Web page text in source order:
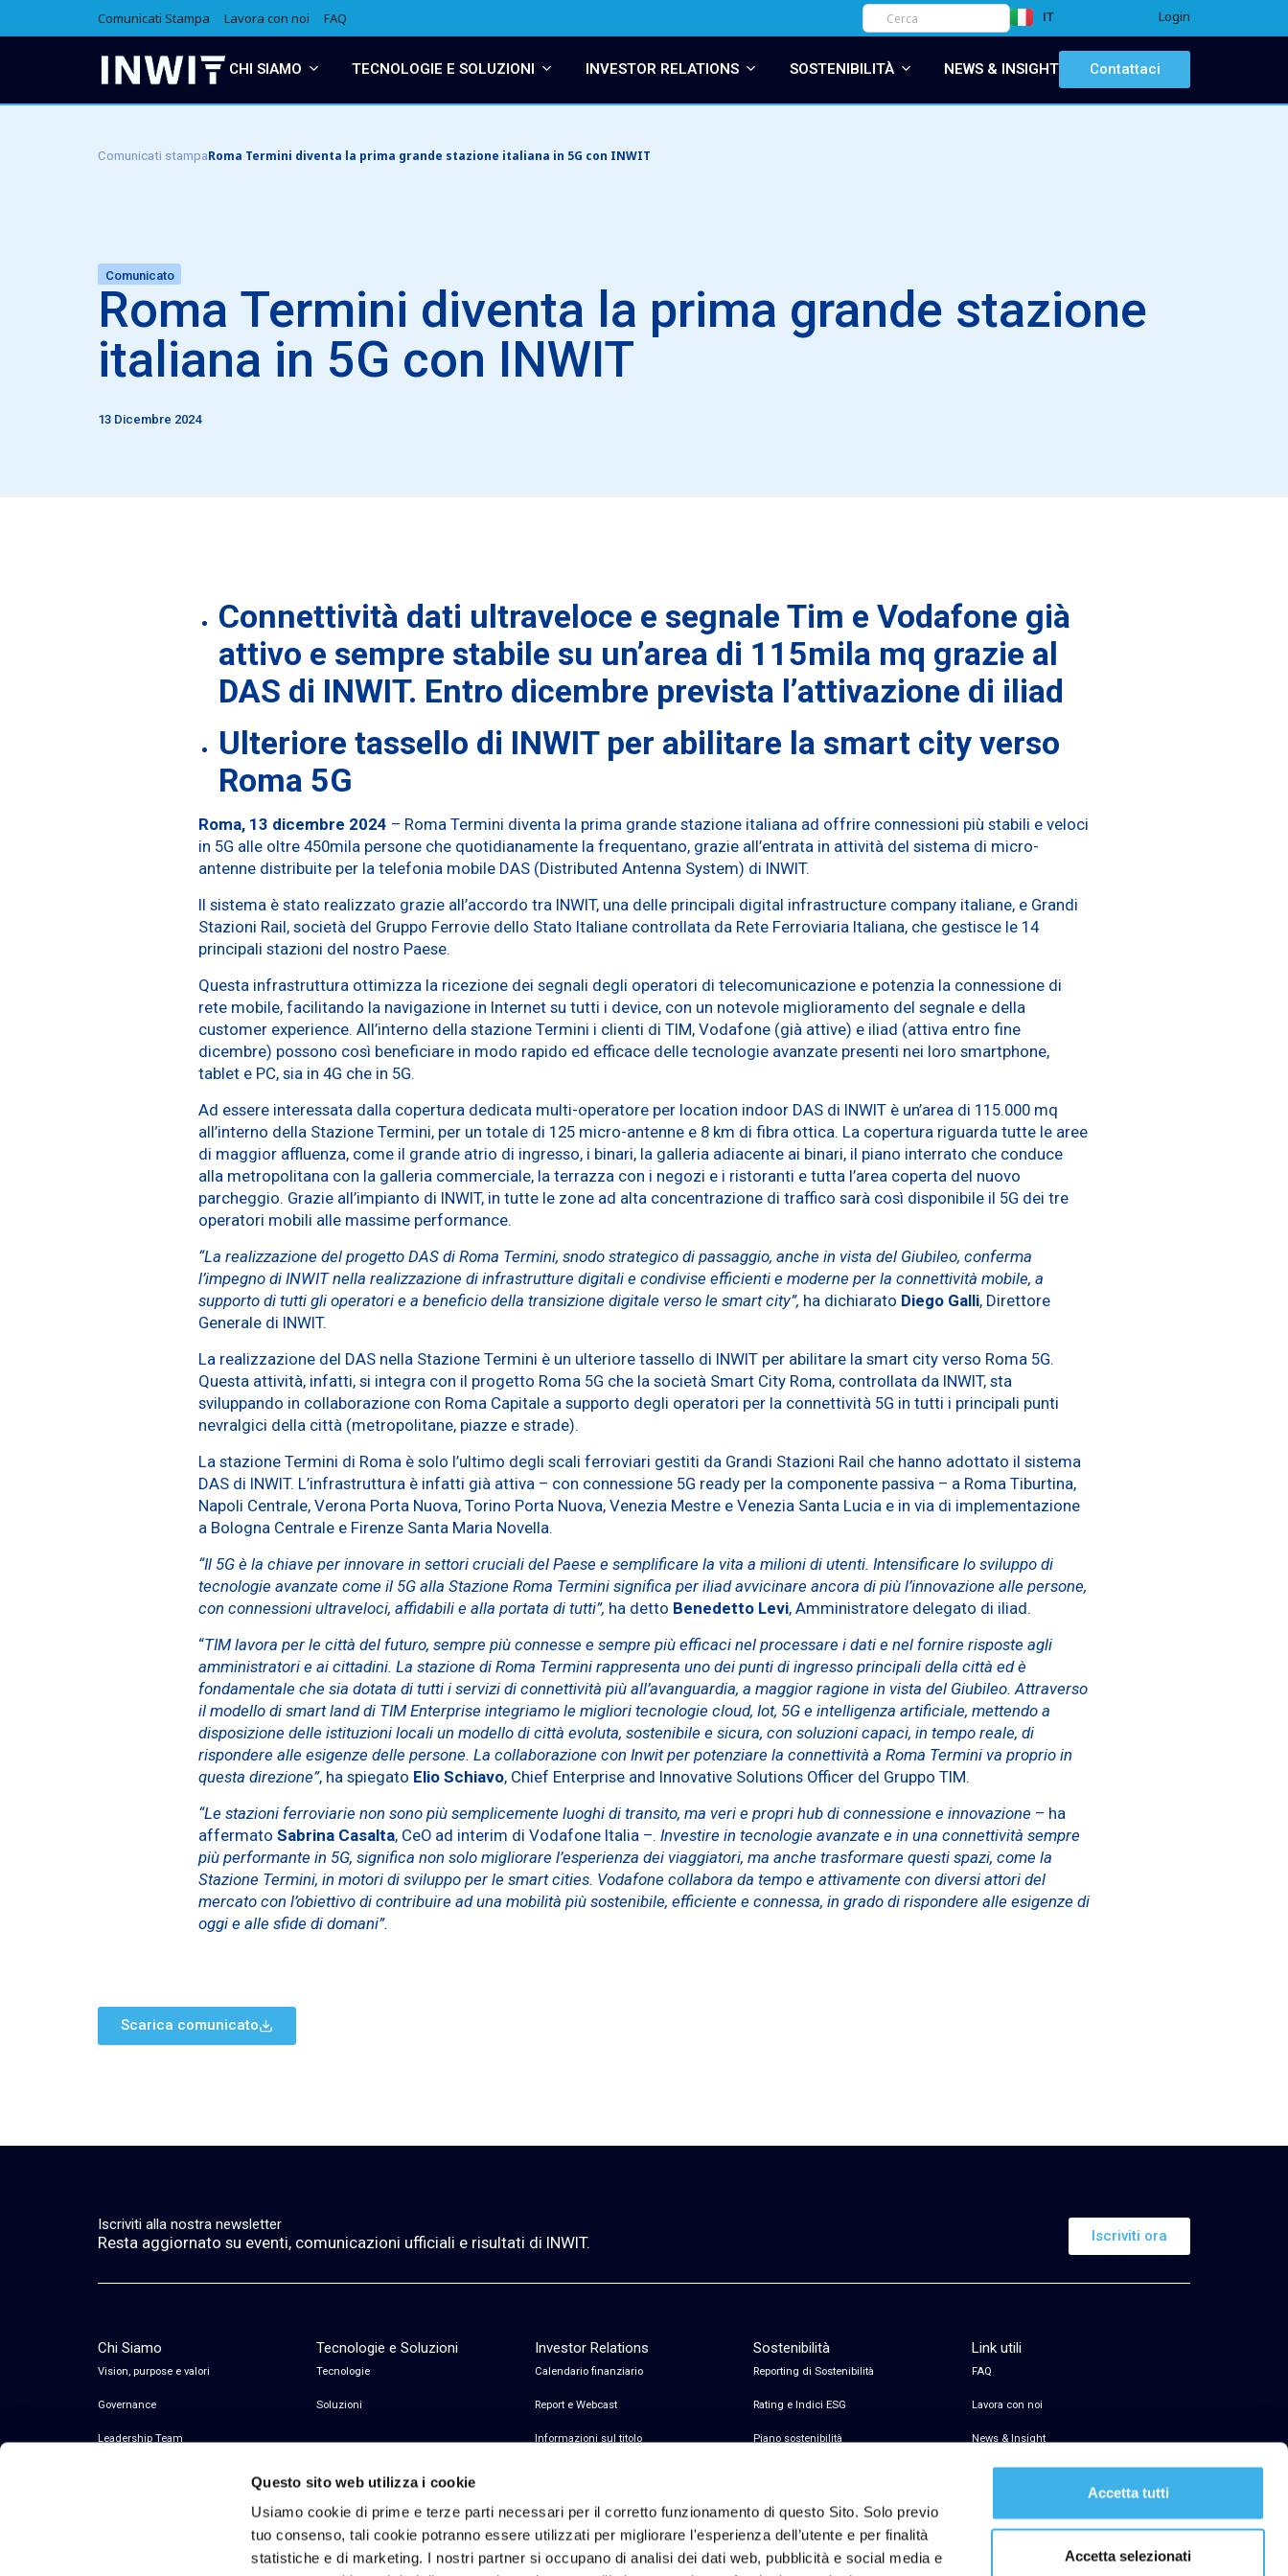
Questo sito web utilizza i cookie
Usiamo cookie di prime e terze parti necessari per il corretto funzionamento di questo Sito. Solo previo
tuo consenso, tali cookie potranno essere utilizzati per migliorare l'esperienza dell’utente e per finalità
statistiche e di marketing. I nostri partner si occupano di analisi dei dati web, pubblicità e social media e
Accetta tutti
Accetta selezionati
Comunicati Stampa Lavora con noi FAQ IT
EN Login
CHI SIAMO TECNOLOGIE E SOLUZIONI INVESTOR RELATIONS SOSTENIBILITÀ NEWS & INSIGHT Contattaci
Comunicati stampaRoma Termini diventa la prima grande stazione italiana in 5G con INWIT
Comunicato
Roma Termini diventa la prima grande stazione
italiana in 5G con INWIT
13 Dicembre 2024
Connettività dati ultraveloce e segnale Tim e Vodafone già
attivo e sempre stabile su un’area di 115mila mq grazie al
DAS di INWIT. Entro dicembre prevista l’attivazione di iliad
Ulteriore tassello di INWIT per abilitare la smart city verso
Roma 5G
Roma, 13 dicembre 2024 – Roma Termini diventa la prima grande stazione italiana ad offrire connessioni più stabili e veloci
in 5G alle oltre 450mila persone che quotidianamente la frequentano, grazie all’entrata in attività del sistema di micro-
antenne distribuite per la telefonia mobile DAS (Distributed Antenna System) di INWIT.
Il sistema è stato realizzato grazie all’accordo tra INWIT, una delle principali digital infrastructure company italiane, e Grandi
Stazioni Rail, società del Gruppo Ferrovie dello Stato Italiane controllata da Rete Ferroviaria Italiana, che gestisce le 14
principali stazioni del nostro Paese.
Questa infrastruttura ottimizza la ricezione dei segnali degli operatori di telecomunicazione e potenzia la connessione di
rete mobile, facilitando la navigazione in Internet su tutti i device, con un notevole miglioramento del segnale e della
customer experience. All’interno della stazione Termini i clienti di TIM, Vodafone (già attive) e iliad (attiva entro fine
dicembre) possono così beneficiare in modo rapido ed efficace delle tecnologie avanzate presenti nei loro smartphone,
tablet e PC, sia in 4G che in 5G.
Ad essere interessata dalla copertura dedicata multi-operatore per location indoor DAS di INWIT è un’area di 115.000 mq
all’interno della Stazione Termini, per un totale di 125 micro-antenne e 8 km di fibra ottica. La copertura riguarda tutte le aree
di maggior affluenza, come il grande atrio di ingresso, i binari, la galleria adiacente ai binari, il piano interrato che conduce
alla metropolitana con la galleria commerciale, la terrazza con i negozi e i ristoranti e tutta l’area coperta del nuovo
parcheggio. Grazie all’impianto di INWIT, in tutte le zone ad alta concentrazione di traffico sarà così disponibile il 5G dei tre
operatori mobili alle massime performance.
“La realizzazione del progetto DAS di Roma Termini, snodo strategico di passaggio, anche in vista del Giubileo, conferma
l’impegno di INWIT nella realizzazione di infrastrutture digitali e condivise efficienti e moderne per la connettività mobile, a
supporto di tutti gli operatori e a beneficio della transizione digitale verso le smart city”, ha dichiarato Diego Galli, Direttore
Generale di INWIT.
La realizzazione del DAS nella Stazione Termini è un ulteriore tassello di INWIT per abilitare la smart city verso Roma 5G.
Questa attività, infatti, si integra con il progetto Roma 5G che la società Smart City Roma, controllata da INWIT, sta
sviluppando in collaborazione con Roma Capitale a supporto degli operatori per la connettività 5G in tutti i principali punti
nevralgici della città (metropolitane, piazze e strade).
La stazione Termini di Roma è solo l’ultimo degli scali ferroviari gestiti da Grandi Stazioni Rail che hanno adottato il sistema
DAS di INWIT. L’infrastruttura è infatti già attiva – con connessione 5G ready per la componente passiva – a Roma Tiburtina,
Napoli Centrale, Verona Porta Nuova, Torino Porta Nuova, Venezia Mestre e Venezia Santa Lucia e in via di implementazione
a Bologna Centrale e Firenze Santa Maria Novella.
“Il 5G è la chiave per innovare in settori cruciali del Paese e semplificare la vita a milioni di utenti. Intensificare lo sviluppo di
tecnologie avanzate come il 5G alla Stazione Roma Termini significa per iliad avvicinare ancora di più l’innovazione alle persone,
con connessioni ultraveloci, affidabili e alla portata di tutti”, ha detto Benedetto Levi, Amministratore delegato di iliad.
“TIM lavora per le città del futuro, sempre più connesse e sempre più efficaci nel processare i dati e nel fornire risposte agli
amministratori e ai cittadini. La stazione di Roma Termini rappresenta uno dei punti di ingresso principali della città ed è
fondamentale che sia dotata di tutti i servizi di connettività più all’avanguardia, a maggior ragione in vista del Giubileo. Attraverso
il modello di smart land di TIM Enterprise integriamo le migliori tecnologie cloud, Iot, 5G e intelligenza artificiale, mettendo a
disposizione delle istituzioni locali un modello di città evoluta, sostenibile e sicura, con soluzioni capaci, in tempo reale, di
rispondere alle esigenze delle persone. La collaborazione con Inwit per potenziare la connettività a Roma Termini va proprio in
questa direzione”, ha spiegato Elio Schiavo, Chief Enterprise and Innovative Solutions Officer del Gruppo TIM.
“Le stazioni ferroviarie non sono più semplicemente luoghi di transito, ma veri e propri hub di connessione e innovazione – ha
affermato Sabrina Casalta, CeO ad interim di Vodafone Italia –. Investire in tecnologie avanzate e in una connettività sempre
più performante in 5G, significa non solo migliorare l’esperienza dei viaggiatori, ma anche trasformare questi spazi, come la
Stazione Termini, in motori di sviluppo per le smart cities. Vodafone collabora da tempo e attivamente con diversi attori del
mercato con l’obiettivo di contribuire ad una mobilità più sostenibile, efficiente e connessa, in grado di rispondere alle esigenze di
oggi e alle sfide di domani”.
Scarica comunicato
Iscriviti alla nostra newsletter
Resta aggiornato su eventi, comunicazioni ufficiali e risultati di INWIT. Iscriviti ora
Chi Siamo
Vision, purpose e valori
Governance
Leadership Team
Tecnologie e Soluzioni
Tecnologie
Soluzioni
Investor Relations
Calendario finanziario
Report e Webcast
Informazioni sul titolo
Avvisi finanziari
Copertura Analisti e Consenso
Contatti Investor Relations
Sostenibilità
Reporting di Sostenibilità
Rating e Indici ESG
Piano sostenibilità
Link utili
FAQ
Lavora con noi
News & Insight
Servizio di firma elettronica